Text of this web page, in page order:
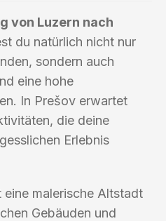
von Luzern nach
du natürlich nicht nur
sondern auch
eine hohe
In Prešov erwartet
die deine
Erlebnis
malerische Altstadt
Gebäuden und